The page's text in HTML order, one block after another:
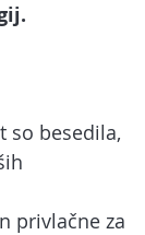
so besedila,
privlačne za